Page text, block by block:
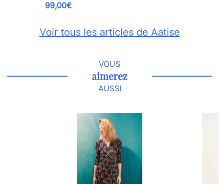
99,00€
Voir tous les articles de Aatise
VOUS
aimerez
AUSSI